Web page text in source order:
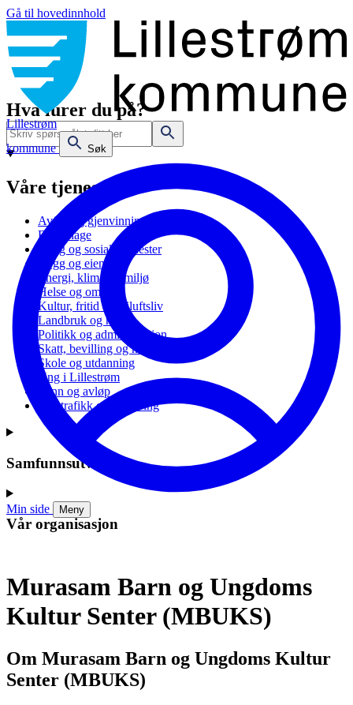
Gå til hovedinnhold
Lillestrøm
kommune
Søk
Min side Meny
Hva lurer du på?
Våre tjenester
Avfall og gjenvinning
Barnehage
Bolig og sosiale tjenester
Bygg og eiendom
Energi, klima og miljø
Helse og omsorg
Kultur, fritid og friluftsliv
Landbruk og natur
Politikk og administrasjon
Skatt, bevilling og næring
Skole og utdanning
Ung i Lillestrøm
Vann og avløp
Vei, trafikk og parkering
Samfunnsutvikling
Vår organisasjon
Murasam Barn og Ungdoms
Kultur Senter (MBUKS)
Om Murasam Barn og Ungdoms Kultur
Senter (MBUKS)